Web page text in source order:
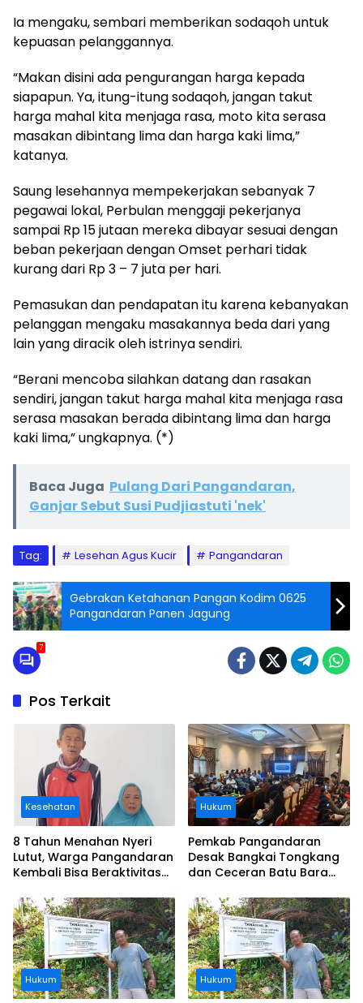
Ia mengaku, sembari memberikan sodaqoh untuk
kepuasan pelanggannya.
“Makan disini ada pengurangan harga kepada
siapapun. Ya, itung-itung sodaqoh, jangan takut
harga mahal kita menjaga rasa, moto kita serasa
masakan dibintang lima dan harga kaki lima,”
katanya.
Saung lesehannya mempekerjakan sebanyak 7
pegawai lokal, Perbulan menggaji pekerjanya
sampai Rp 15 jutaan mereka dibayar sesuai dengan
beban pekerjaan dengan Omset perhari tidak
kurang dari Rp 3 – 7 juta per hari.
Pemasukan dan pendapatan itu karena kebanyakan
pelanggan mengaku masakannya beda dari yang
lain yang diracik oleh istrinya sendiri.
“Berani mencoba silahkan datang dan rasakan
sendiri, jangan takut harga mahal kita menjaga rasa
serasa masakan berada dibintang lima dan harga
kaki lima,” ungkapnya. (*)
Baca Juga Pulang Dari Pangandaran,
Ganjar Sebut Susi Pudjiastuti 'nek'
Tag: Lesehan Agus Kucir Pangandaran
Gebrakan Ketahanan Pangan Kodim 0625
Pangandaran Panen Jagung
7
Pos Terkait
Kesehatan
8 Tahun Menahan Nyeri
Lutut, Warga Pangandaran
Kembali Bisa Beraktivitas
Ditanggung BPJS
Hukum
Pemkab Pangandaran
Desak Bangkai Tongkang
dan Ceceran Batu Bara
Buruknya Koordinasi
Perusahaan
Hukum Hukum